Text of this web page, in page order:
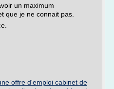
un maximum
que je ne connait pas.
offre d'emploi cabinet de